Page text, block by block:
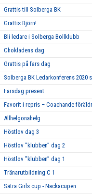
Grattis till Solberga BK
Grattis Björn!
Bli ledare i Solberga Bollklubb
Chokladens dag
Grattis på fars dag
Solberga BK Ledarkonferens 2020
Farsdag present
Favorit i repris – Coachande
Allhelgonahelg
Höstlov dag 3
Höstlov ”klubben” dag 2
Höstlov ”klubben” dag 1
Tränarutbildning C 1
Sätra Girls cup - Nackacupen